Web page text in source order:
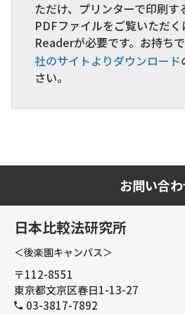
ただけ、プリンターで印刷す
PDFファイルをご覧いただ
Readerが必要です。お持ち
社のサイトよりダウンロード
さい。
お問い合
日本比較法研究所
＜後楽園キャンパス＞
〒112-8551
東京都文京区春日1-13-27
03-3817-7892